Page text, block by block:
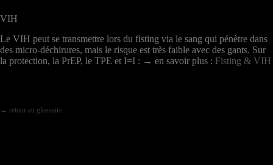
VIH
Le VIH peut se transmettre lors du fisting via le sang qui pénètre dans
des micro-déchirures, mais le risque est très faible avec des gants. Sur
la protection, la PrEP, le TPE et I=I : → en savoir plus : Fisting & VIH
← retour au glossaire